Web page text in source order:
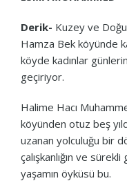
Derik- Kuzey ve
Hamza Bek köyünde
köyde kadınlar
geçiriyor.
Halime Hacı
köyünden otuz beş
uzanan yolculuğu bir
çalışkanlığın ve
yaşamın öyküsü bu.